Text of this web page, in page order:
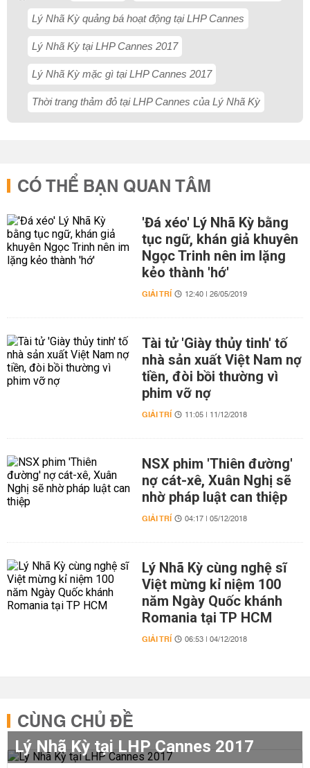
Lý Nhã Kỳ quảng bá hoạt động tại LHP Cannes
Lý Nhã Kỳ tại LHP Cannes 2017
Lý Nhã Kỳ mặc gì tại LHP Cannes 2017
Thời trang thảm đỏ tại LHP Cannes của Lý Nhã Kỳ
CÓ THỂ BẠN QUAN TÂM
'Đá xéo' Lý Nhã Kỳ bằng
tục ngữ, khán giả khuyên
Ngọc Trinh nên im lặng
kẻo thành 'hớ'
GIẢI TRÍ 12:40 | 26/05/2019
Tài tử 'Giày thủy tinh' tố
nhà sản xuất Việt Nam nợ
tiền, đòi bồi thường vì
phim vỡ nợ
GIẢI TRÍ 11:05 | 11/12/2018
NSX phim 'Thiên đường'
nợ cát-xê, Xuân Nghị sẽ
nhờ pháp luật can thiệp
GIẢI TRÍ 04:17 | 05/12/2018
Lý Nhã Kỳ cùng nghệ sĩ
Việt mừng kỉ niệm 100
năm Ngày Quốc khánh
Romania tại TP HCM
GIẢI TRÍ 06:53 | 04/12/2018
CÙNG CHỦ ĐỀ
Lý Nhã Kỳ tại LHP Cannes 2017